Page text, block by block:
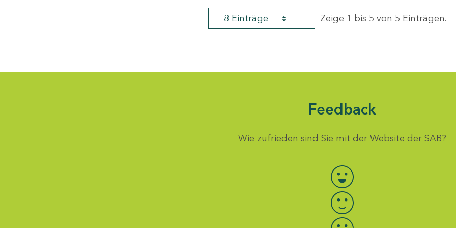
8 Einträge Zeige 1 bis 5 von 5 Einträgen.
Feedback
Wie zufrieden sind Sie mit der Website der SAB?
Bewertung auswählen